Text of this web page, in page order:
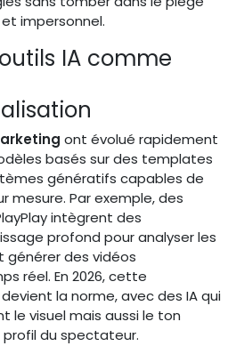
impersonnel.
IA comme
ont évolué rapidement
basés sur des templates
génératifs capables de
mesure. Par exemple, des
intègrent des
profond pour analyser les
générer des vidéos
réel. En 2026, cette
la norme, avec des IA qui
le visuel mais aussi le ton
du spectateur.